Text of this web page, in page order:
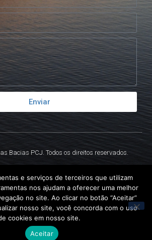
Enviar
Bacias PCJ. Todos os direitos reservados.
e serviços de terceiros que utilizam
nos ajudam a oferecer uma melhor
no site. Ao clicar no botão “Aceitar”
nosso site, você concorda com o uso
cookies em nosso site.
Aceitar